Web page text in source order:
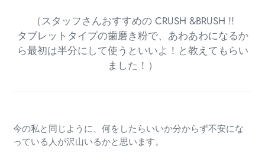
（スタッフさんおすすめの CRUSH &BRUSH !!
タブレットタイプの歯磨き粉で、あわあわになるか
ら最初は半分にして使うといいよ！と教えてもらい
ました！）
今の私と同じように、何をしたらいいか分からず不安にな
っている人が沢山いるかと思います。